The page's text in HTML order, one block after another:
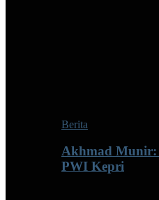
Berita
Akhmad Munir:
PWI Kepri